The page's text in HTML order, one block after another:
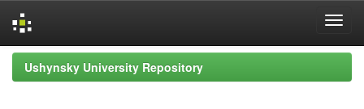
Skip
navigation
Ushynsky University Repository